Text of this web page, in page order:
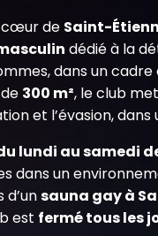
cœur de Saint-
dédié à la
dans un
300 m², le club
et l’évasion,
lundi au samedi
dans un
d’unsauna gay à
est fermé tous les